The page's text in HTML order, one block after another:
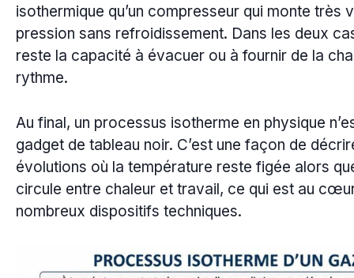
isothermique qu’un compresseur qui monte très
pression sans refroidissement. Dans les deux
reste la capacité à évacuer ou à fournir de la
rythme.
Au final, un processus isotherme en physique
gadget de tableau noir. C’est une façon de
évolutions où la température reste figée alors
circule entre chaleur et travail, ce qui est au
nombreux dispositifs techniques.